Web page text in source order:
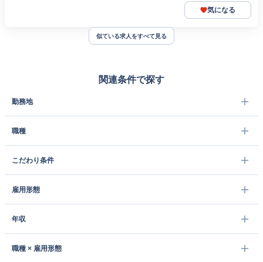
気になる
似ている求人をすべて見る
関連条件で探す
勤務地
職種
こだわり条件
雇用形態
年収
職種 × 雇用形態